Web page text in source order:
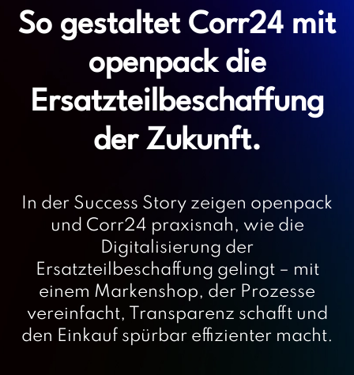
So gestaltet Corr24 mit
openpack die
Ersatzteilbeschaffung
der Zukunft.
In der Success Story zeigen openpack
und Corr24 praxisnah, wie die
Digitalisierung der
Ersatzteilbeschaffung gelingt – mit
einem Markenshop, der Prozesse
vereinfacht, Transparenz schafft und
den Einkauf spürbar effizienter macht.